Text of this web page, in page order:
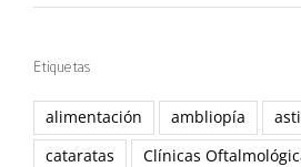
Etiquetas
alimentación ambliopía
cataratas
Clínicas